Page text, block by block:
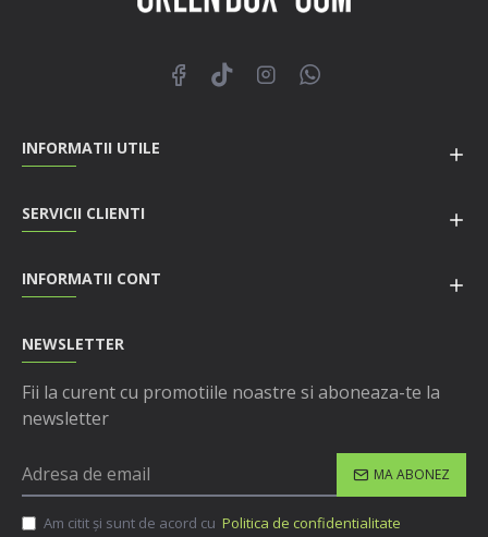
INFORMATII UTILE
SERVICII CLIENTI
INFORMATII CONT
NEWSLETTER
Fii la curent cu promotiile noastre si aboneaza-te la
newsletter
MA ABONEZ
Am citit şi sunt de acord cu Politica de confidentialitate